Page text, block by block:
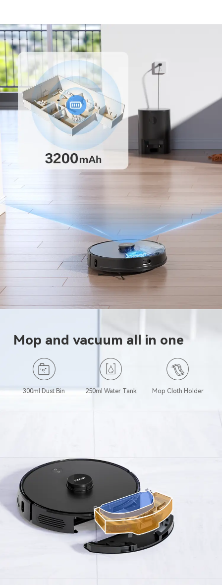
Mop and vacuum all in one
300ml Dust Bin 250ml Water Tank Mop Cloth Holder